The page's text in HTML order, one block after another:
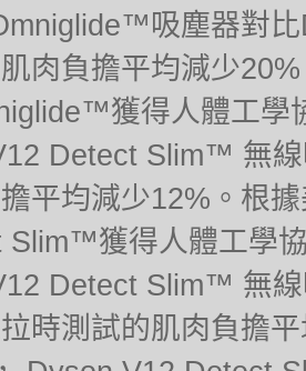
吸塵器對
肉負擔平均減少
獲得人體工學
Detect Slim™ 無
平均減少12%。根
Slim™獲得人體工學
Detect Slim™ 無
時測試的肌肉負擔